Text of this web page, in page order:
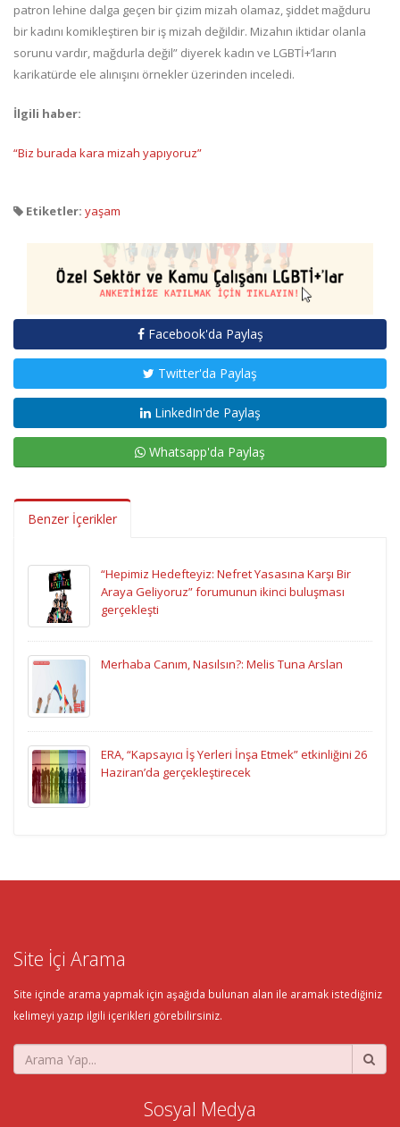
patron lehine dalga geçen bir çizim mizah olamaz, şiddet mağduru
bir kadını komikleştiren bir iş mizah değildir. Mizahın iktidar olanla
sorunu vardır, mağdurla değil” diyerek kadın ve LGBTİ+’ların
karikatürde ele alınışını örnekler üzerinden inceledi.
İlgili haber:
“Biz burada kara mizah yapıyoruz”
Etiketler: yaşam
Facebook'da Paylaş
Twitter'da Paylaş
LinkedIn'de Paylaş
Whatsapp'da Paylaş
Benzer İçerikler
“Hepimiz Hedefteyiz: Nefret Yasasına Karşı Bir
Araya Geliyoruz” forumunun ikinci buluşması
gerçekleşti
Merhaba Canım, Nasılsın?: Melis Tuna Arslan
ERA, “Kapsayıcı İş Yerleri İnşa Etmek” etkinliğini 26
Haziran’da gerçekleştirecek
Site İçi Arama
Site içinde arama yapmak için aşağıda bulunan alan ile aramak istediğiniz
kelimeyi yazıp ilgili içerikleri görebilirsiniz.
Sosyal Medya